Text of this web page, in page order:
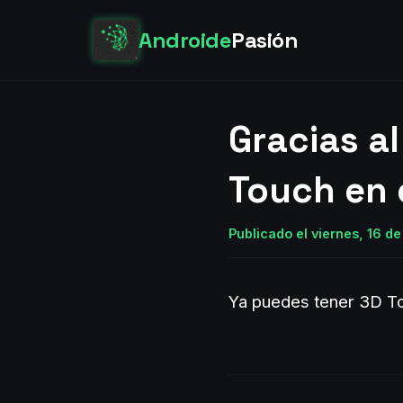
AndroidePasión
Gracias
Touch en
Publicado el viernes, 16
Ya puedes tener 3D